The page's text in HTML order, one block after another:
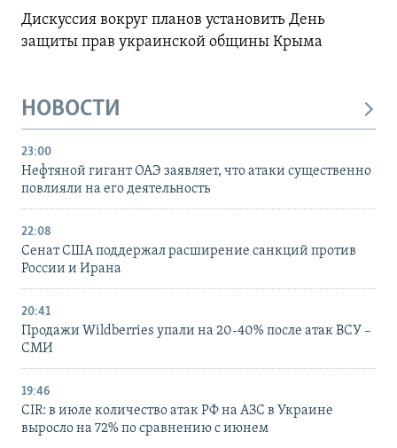
Дискуссия вокруг планов установить День
защиты прав украинской общины Крыма
НОВОСТИ
23:00
Нефтяной гигант ОАЭ заявляет, что атаки существенно
повлияли на его деятельность
22:08
Сенат США поддержал расширение санкций против
России и Ирана
20:41
Продажи Wildberries упали на 20-40% после атак ВСУ –
СМИ
19:46
CIR: в июле количество атак РФ на АЗС в Украине
выросло на 72% по сравнению с июнем